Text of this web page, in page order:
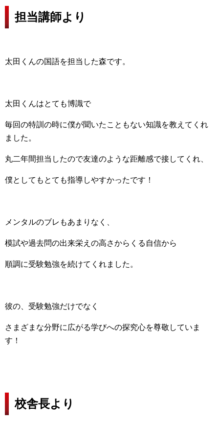
担当講師より
太田くんの国語を担当した森です。
太田くんはとても博識で
毎回の特訓の時に僕が聞いたこともない知識を教えてくれ
ました。
丸二年間担当したので友達のような距離感で接してくれ、
僕としてもとても指導しやすかったです！
メンタルのブレもあまりなく、
模試や過去問の出来栄えの高さからくる自信から
順調に受験勉強を続けてくれました。
彼の、受験勉強だけでなく
さまざまな分野に広がる学びへの探究心を尊敬していま
す！
校舎長より